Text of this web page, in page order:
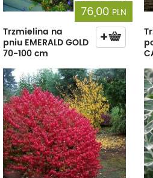
76,00 PLN
Trzmielina na
pniu EMERALD GOLD
70-100 cm